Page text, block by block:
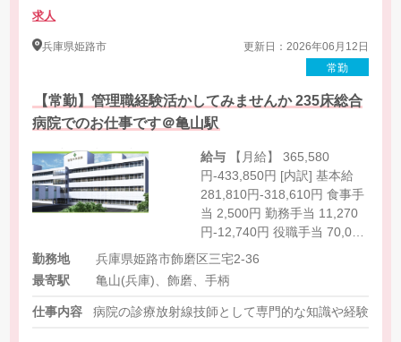
求人
兵庫県姫路市
更新日：2026年06月12日
常勤
【常勤】管理職経験活かしてみませんか 235床総合
病院でのお仕事です＠亀山駅
給与
円-433,850円 [内訳] 基本給
281,810円-318,610円 食事手
当 2,500円 勤務手当 11,270
円-12,740円 役職手当 70,000
円-100,000円
勤務地
兵庫県姫路市飾磨区三宅2-36
最寄駅
亀山(兵庫)、飾磨、手柄
仕事内容 病院の診療放射線技師として専門的な知識や経験を